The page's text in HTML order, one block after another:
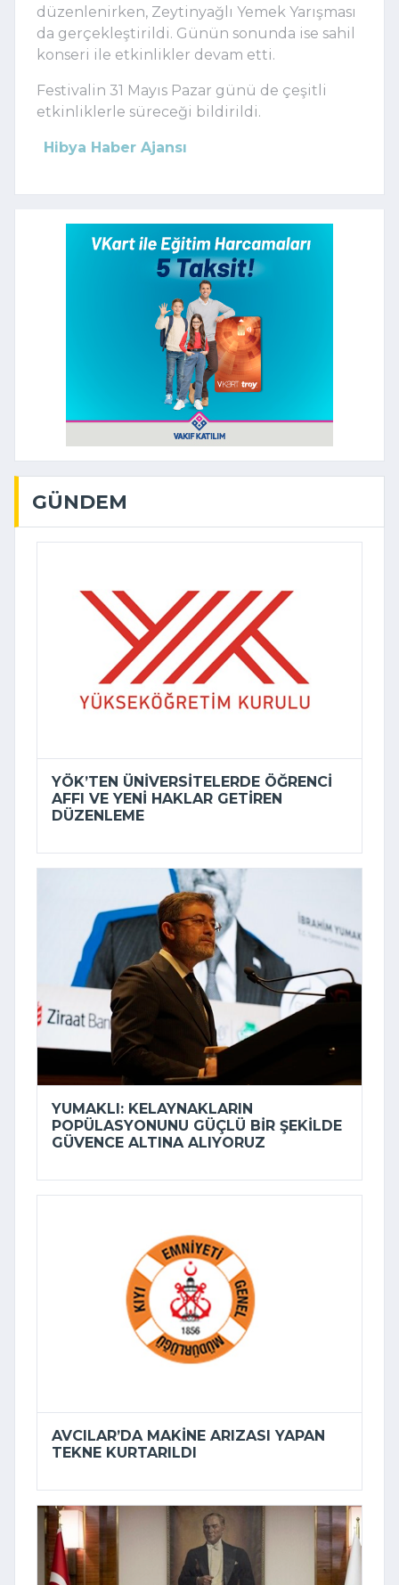
düzenlenirken, Zeytinyağlı Yemek Yarışması
da gerçekleştirildi. Günün sonunda ise sahil
konseri ile etkinlikler devam etti.
Festivalin 31 Mayıs Pazar günü de çeşitli
etkinliklerle süreceği bildirildi.
Hibya Haber Ajansı
GÜNDEM
YÖK’TEN ÜNIVERSITELERDE ÖĞRENCI
AFFI VE YENI HAKLAR GETIREN
DÜZENLEME
YUMAKLI: KELAYNAKLARIN
POPÜLASYONUNU GÜÇLÜ BIR ŞEKILDE
GÜVENCE ALTINA ALIYORUZ
AVCILAR’DA MAKINE ARIZASI YAPAN
TEKNE KURTARILDI